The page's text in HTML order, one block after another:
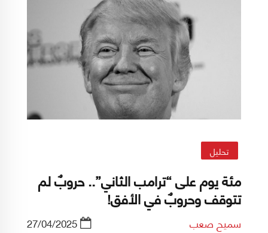
"إنجازاته". ولاستشراف أيّ من الاحتمالين هو الأكثر
ترجيحًا لا بد من قراءة الصورة الإقليمية والدولية.
تحليل
مئة يوم على “ترامب الثاني”.. حروبٌ لم
تتوقف وحروبٌ في الأفق!
سميح صعب 27/04/2025